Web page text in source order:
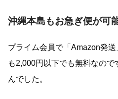
沖縄本島もお急ぎ便が可
プライム会員で「Amazon発
も2,000円以下でも無料なの
んでした。